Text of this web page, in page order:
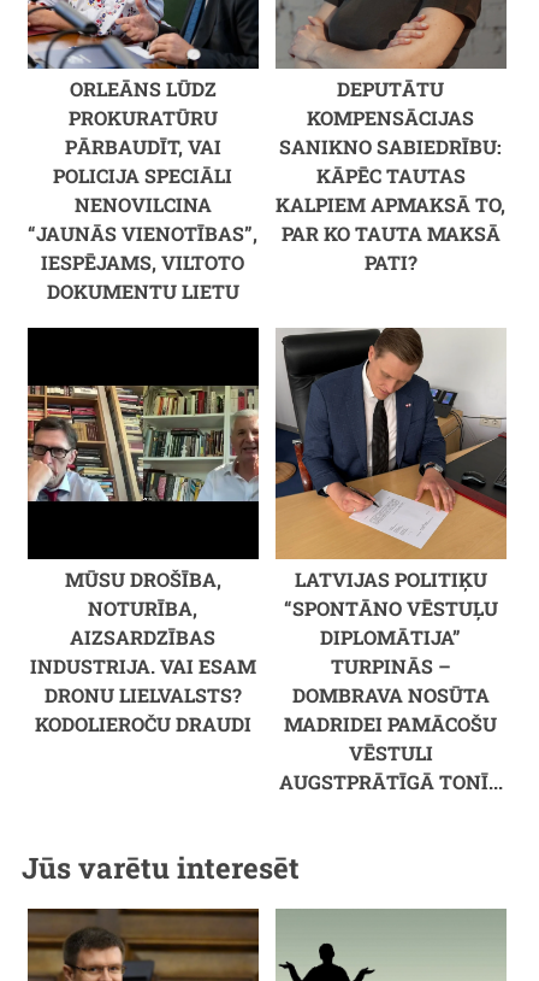
ORLEĀNS LŪDZ
PROKURATŪRU
PĀRBAUDĪT, VAI
POLICIJA SPECIĀLI
NENOVILCINA
“JAUNĀS VIENOTĪBAS”,
IESPĒJAMS, VILTOTO
DOKUMENTU LIETU
DEPUTĀTU
KOMPENSĀCIJAS
SANIKNO SABIEDRĪBU:
KĀPĒC TAUTAS
KALPIEM APMAKSĀ TO,
PAR KO TAUTA MAKSĀ
PATI?
MŪSU DROŠĪBA,
NOTURĪBA,
AIZSARDZĪBAS
INDUSTRIJA. VAI ESAM
DRONU LIELVALSTS?
KODOLIEROČU DRAUDI
LATVIJAS POLITIĶU
“SPONTĀNO VĒSTUĻU
DIPLOMĀTIJA”
TURPINĀS –
DOMBRAVA NOSŪTA
MADRIDEI PAMĀCOŠU
VĒSTULI
AUGSTPRĀTĪGĀ TONĪ...
Jūs varētu interesēt